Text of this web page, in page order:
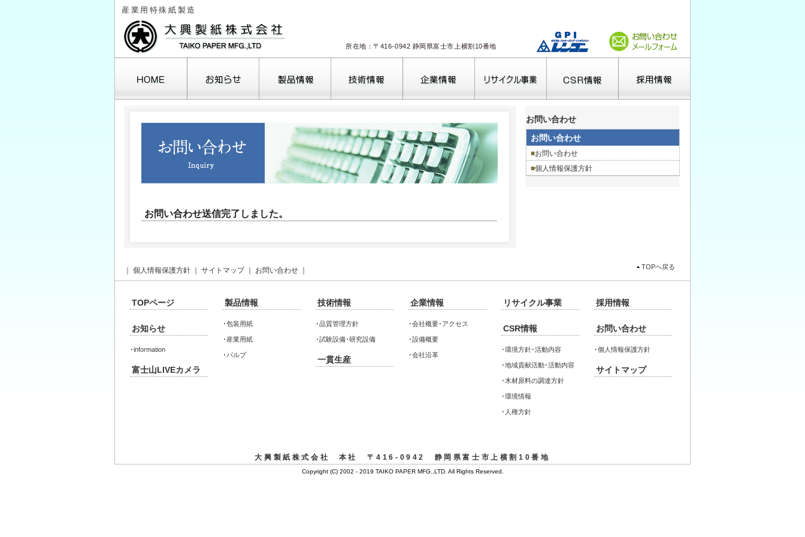
産業用特殊紙製造
所在地：〒416-0942 静岡県富士市上横割10番地
お問い合わせ送信完了しました。
お問い合わせ
お問い合わせ
■お問い合わせ
■個人情報保護方針
TOPへ戻る
｜ 個人情報保護方針 ｜ サイトマップ ｜ お問い合わせ ｜
TOPページ
お知らせ
･information
富士山LIVEカメラ
製品情報
･包装用紙
･ 産業用紙
･ パルプ
技術情報
･品質管理方針
･試験設備･研究設備
一貫生産
企業情報
･会社概要･アクセス
･設備概要
･会社沿革
リサイクル事業
CSR情報
･環境方針･活動内容
･地域貢献活動･活動内容
･ 木材原料の調達方針
･環境情報
･ 人権方針
採用情報
お問い合わせ
･個人情報保護方針
サイトマップ
大興製紙株式会社 本社 〒416-0942 静岡県富士市上横割10番地
Copyright (C) 2002 - 2019 TAIKO PAPER MFG.,LTD. All Rights Reserved.